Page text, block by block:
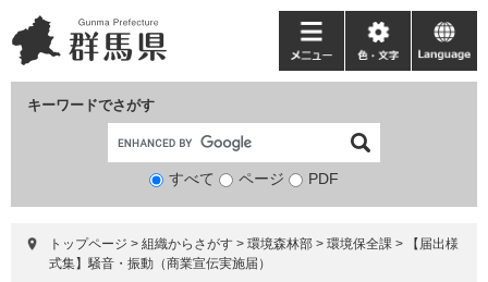
ー
ジ
ニ
ュ
て
キーワードでさがす
検
象
すべて ページ PDF
メ
ニ
ー
色・
文
language
トップページ > 組織からさがす > 環境森林部 > 環境保全課 >
【届出様
式集】騒音・振動（商業宣伝実施届）